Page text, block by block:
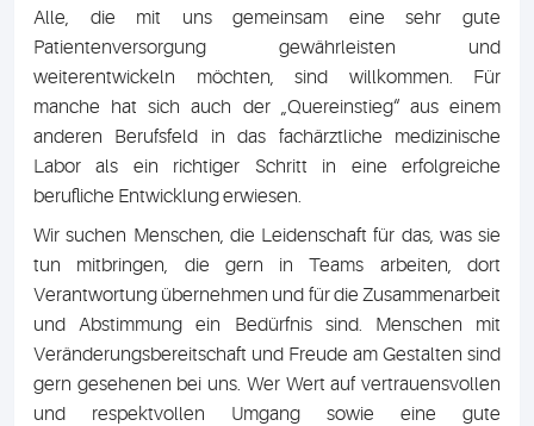
Alle, die mit uns gemeinsam eine sehr gute
Patientenversorgung gewährleisten und
weiterentwickeln möchten, sind willkommen. Für
manche hat sich auch der „Quereinstieg“ aus einem
anderen Berufsfeld in das fachärztliche medizinische
Labor als ein richtiger Schritt in eine erfolgreiche
berufliche Entwicklung erwiesen.
Wir suchen Menschen, die Leidenschaft für das, was sie
tun mitbringen, die gern in Teams arbeiten, dort
Verantwortung übernehmen und für die Zusammenarbeit
und Abstimmung ein Bedürfnis sind. Menschen mit
Veränderungsbereitschaft und Freude am Gestalten sind
gern gesehenen bei uns. Wer Wert auf vertrauensvollen
und respektvollen Umgang sowie eine gute